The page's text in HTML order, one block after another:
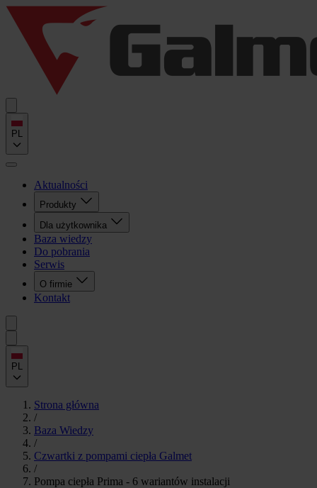
PL
Aktualności
Produkty
Dla użytkownika
Baza wiedzy
Do pobrania
Serwis
O firmie
Kontakt
PL
Strona główna
/
Baza Wiedzy
/
Czwartki z pompami ciepła Galmet
/
Pompa ciepła Prima - 6 wariantów instalacji